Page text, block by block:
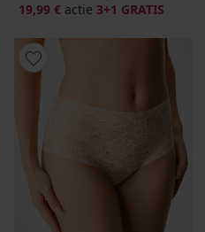
19,99 € actie 3+1 GRATIS